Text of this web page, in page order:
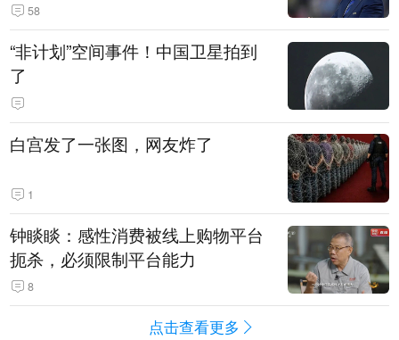
58
“非计划”空间事件！中国卫星拍到
了
白宫发了一张图，网友炸了
1
钟睒睒：感性消费被线上购物平台
扼杀，必须限制平台能力
8
点击查看更多